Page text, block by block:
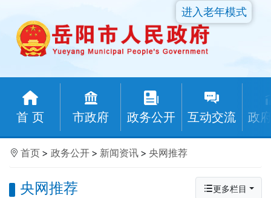
首 页 市政府 政务公开 互动交流 政
进入老年模式
首页 > 政务公开 > 新闻资讯 > 央网推荐
央网推荐 更多栏目